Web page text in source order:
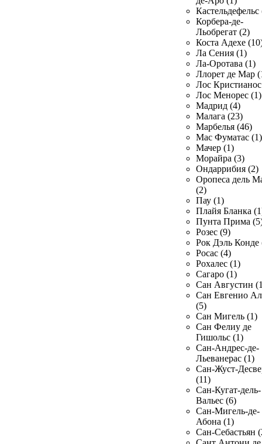
Кастельдефельс
Корбера-де-
Льобрегат (2)
Коста Адехе
Ла Сения (1)
Ла-Оротава (1)
Ллорет де Мар
Лос
Лос Менорес (1)
Мадрид (4)
Малага (23)
Марбелья (46)
Мас Фуматас (1)
Мачер (1)
Морайра (3)
Ондаррибия (2)
Оропеса дель
(2)
Пау (1)
Плайя Бланка
Пунта Прима
Розес (9)
Рок Дэль Конде
Росас (4)
Рохалес (1)
Сагаро (1)
Сан Августин
Сан Евгенио
(5)
Сан Мигель (1)
Сан Фелиу де
Гишольс (1)
Сан-Андрес-де-
Льеванерас (1)
Сан-Жуст-
(11)
Сан-Кугат-дель-
Вальес (6)
Сан-Мигель-де-
Абона (1)
Сан-Себастьян